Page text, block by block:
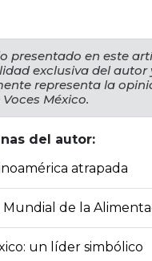
presentado en este
exclusiva del autor
representa la
México.
del autor:
atrapada
Mundial de la
un líder simbólico